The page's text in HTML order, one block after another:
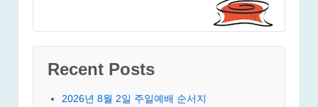
Recent Posts
2026년 8월 2일 주일예배 순서지